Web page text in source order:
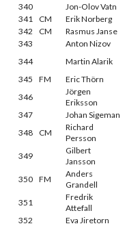
340
Jon-Olov Vatn
341
CM Erik Norberg
342
CM Rasmus Janse
343
Anton Nizov
344
Martin Alarik
345
FM Eric Thörn
346
Jörgen
Eriksson
347
Johan Sigeman
348
CM
Richard
Persson
349
Gilbert
Jansson
350 FM
Anders
Grandell
351
Fredrik
Attefall
352
Eva Jiretorn